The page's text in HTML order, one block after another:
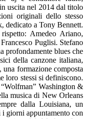
uscita nel 2014 dal titolo
originali dello stesso
dedicato a Tony Bennett.
Amedeo Ariano,
Puglisi. Stefano
profondamente blues che
della canzone italiana,
formazione composta
loro stessi si definiscono.
Washington &
musica di New Orleans
dalla Louisiana, un
giorni appuntamento con